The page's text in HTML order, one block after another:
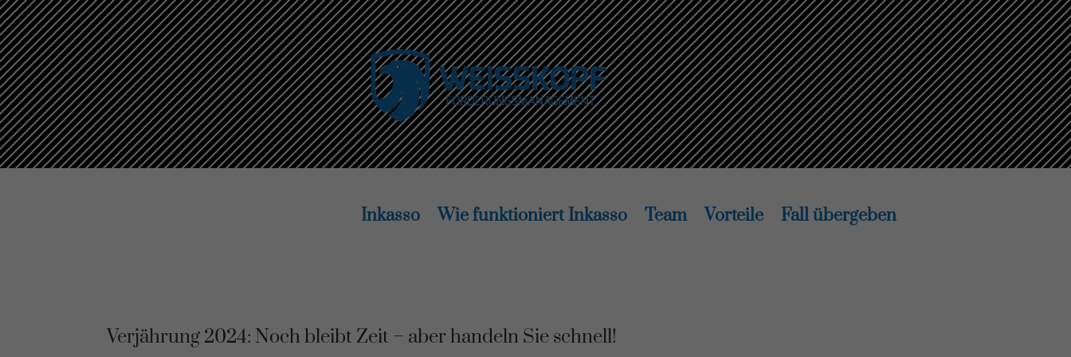
Inkasso Wie funktioniert Inkasso Team Vorteile Fall übergeben
Verjährung 2024: Noch bleibt Zeit – aber handeln Sie schnell!